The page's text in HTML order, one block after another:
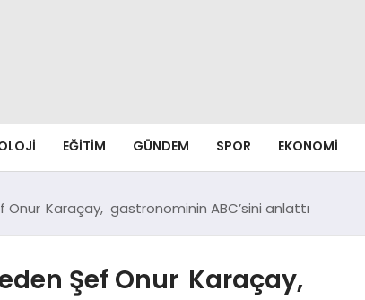
EĞITIM GÜNDEM SPOR EKONOMI
Onur Karaçay, gastronominin ABC’sini anlattı
Şef Onur Karaçay,